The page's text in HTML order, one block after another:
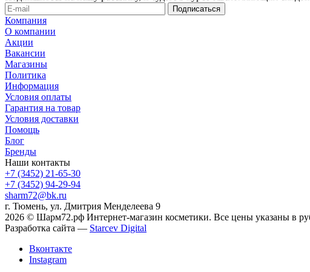
Компания
О компании
Акции
Вакансии
Магазины
Политика
Информация
Условия оплаты
Гарантия на товар
Условия доставки
Помощь
Блог
Бренды
Наши контакты
+7 (3452) 21-65-30
+7 (3452) 94-29-94
sharm72@bk.ru
г. Тюмень, ул. Дмитрия Менделеева 9
2026 © Шарм72.рф Интернет-магазин косметики. Все цены указаны в
Разработка сайта — Starcev Digital
Вконтакте
Instagram